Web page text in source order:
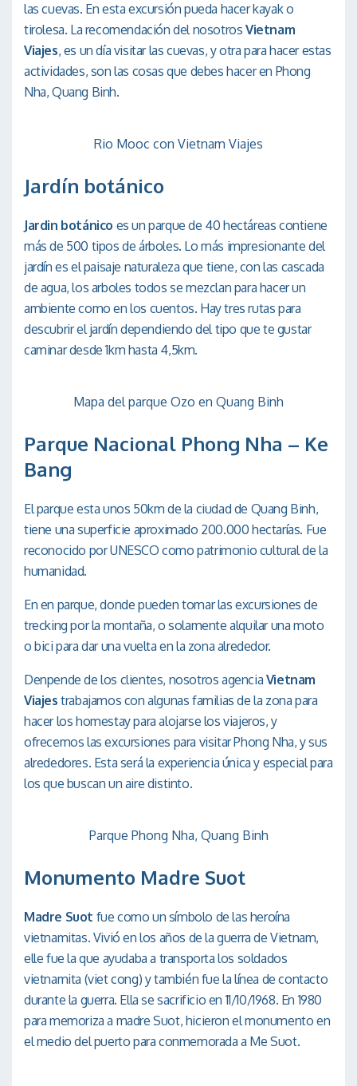
las cuevas. En esta excursión pueda hacer kayak o
tirolesa. La recomendación del nosotrosVietnam
Viajes, es un día visitar las cuevas, y otra para hacer estas
actividades, son las cosas que debes hacer en Phong
Nha, Quang Binh.
Rio Mooc con Vietnam Viajes
Jardín botánico
Jardin botánico es un parque de 40 hectáreas contiene
más de 500 tipos de árboles. Lo más impresionante del
jardín es el paisaje naturaleza que tiene, con las cascada
de agua, los arboles todos se mezclan para hacer un
ambiente como en los cuentos. Hay tres rutas para
descubrir el jardín dependiendo del tipo que te gustar
caminar desde 1km hasta 4,5km.